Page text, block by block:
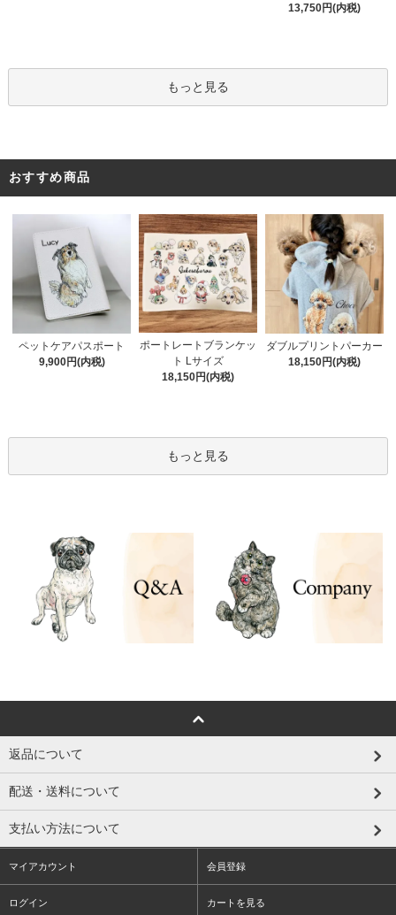
13,750円(内税)
もっと見る
おすすめ商品
ペットケアパスポート
9,900円(内税)
ポートレートブランケッ
ト Lサイズ
18,150円(内税)
ダブルプリントパーカー
18,150円(内税)
もっと見る
返品について
配送・送料について
支払い方法について
マイアカウント 会員登録
ログイン カートを見る